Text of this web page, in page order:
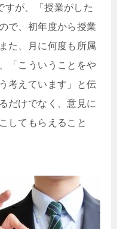
すが、「授業がした
で、初年度から授業
た、月に何度も所属
「こういうことをや
考えています」と伝
だけでなく、意見に
してもらえること